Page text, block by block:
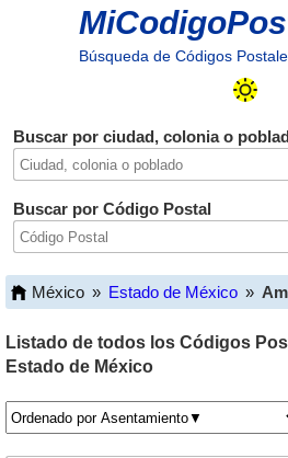
Búsqueda de Códigos
Buscar por ciudad, colonia o
Buscar por Código Postal
México » Estado de México »
Listado de todos los Códigos
Estado de México